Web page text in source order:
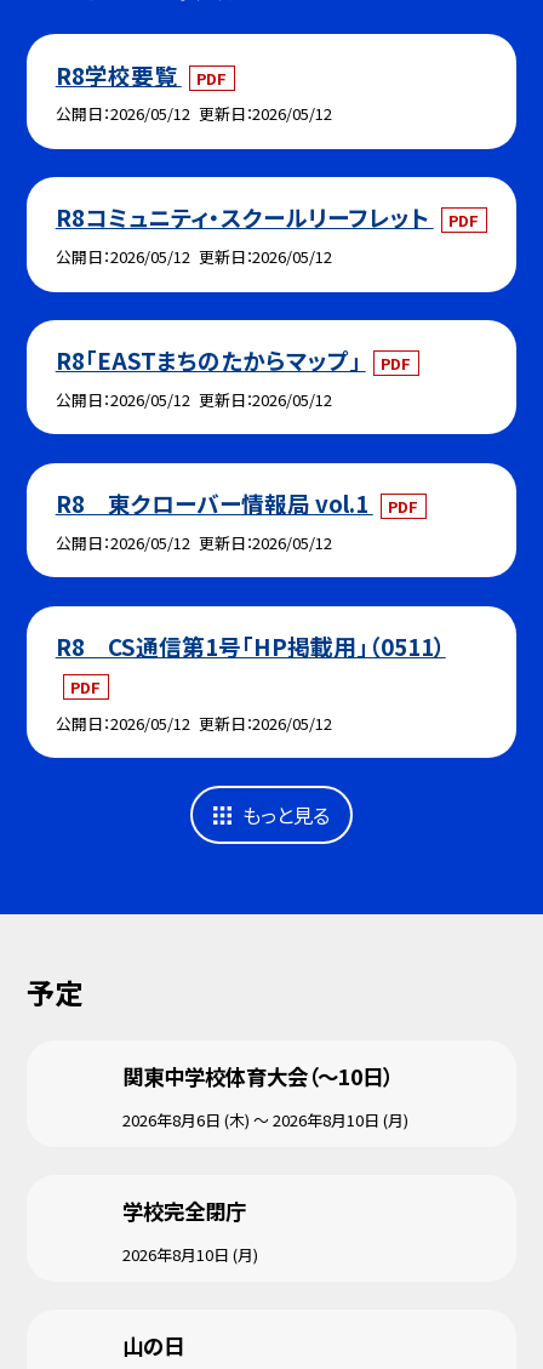
R8学校要覧
PDF
公開日 2026/05/12 更新日 2026/05/12
R8コミュニティ・スクールリーフレット
PDF
公開日 2026/05/12 更新日 2026/05/12
R8「EASTまちのたからマップ」
PDF
公開日 2026/05/12 更新日 2026/05/12
R8 東クローバー情報局 vol.1
PDF
公開日 2026/05/12 更新日 2026/05/12
R8 CS通信第1号「HP掲載用」（0511）
PDF
公開日 2026/05/12 更新日 2026/05/12
もっと見る
予定
関東中学校体育大会（～10日）
2026年8月6日 (木) ～ 2026年8月10日 (月)
学校完全閉庁
2026年8月10日 (月)
山の日